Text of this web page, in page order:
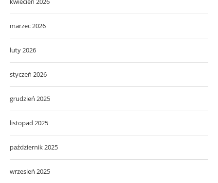
marzec 2026
luty 2026
styczeń 2026
grudzień 2025
listopad 2025
październik 2025
wrzesień 2025